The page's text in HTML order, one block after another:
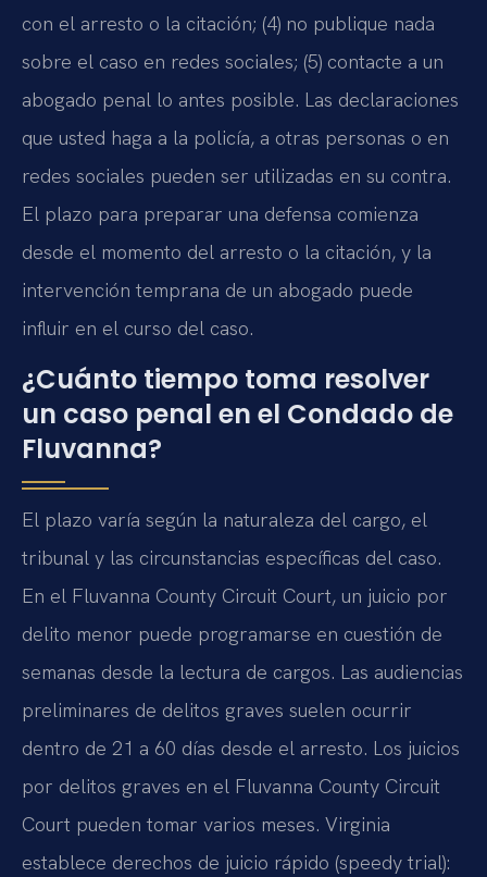
con el arresto o la citación; (4) no publique nada
sobre el caso en redes sociales; (5) contacte a un
abogado penal lo antes posible. Las declaraciones
que usted haga a la policía, a otras personas o en
redes sociales pueden ser utilizadas en su contra.
El plazo para preparar una defensa comienza
desde el momento del arresto o la citación, y la
intervención temprana de un abogado puede
influir en el curso del caso.
¿Cuánto tiempo toma resolver
un caso penal en el Condado de
Fluvanna?
El plazo varía según la naturaleza del cargo, el
tribunal y las circunstancias específicas del caso.
En el Fluvanna County Circuit Court, un juicio por
delito menor puede programarse en cuestión de
semanas desde la lectura de cargos. Las audiencias
preliminares de delitos graves suelen ocurrir
dentro de 21 a 60 días desde el arresto. Los juicios
por delitos graves en el Fluvanna County Circuit
Court pueden tomar varios meses. Virginia
establece derechos de juicio rápido (speedy trial):